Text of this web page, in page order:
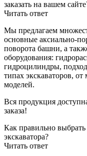
заказать на вашем
Читать ответ
Мы предлагаем
основные аксиально-
поворота башни, а
оборудования:
гидроцилиндры,
типах экскаваторов,
моделей.
Вся продукция
заказа!
Как правильно
экскаватора?
Читать ответ